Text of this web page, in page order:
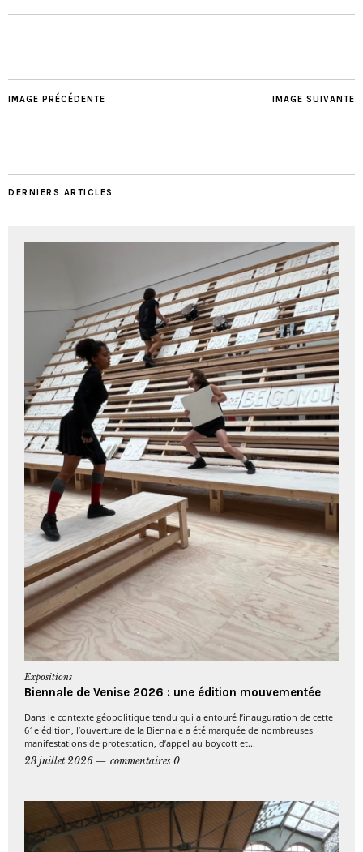
IMAGE SUIVANTE
IMAGE PRÉCÉDENTE
DERNIERS ARTICLES
Expositions
Biennale de Venise 2026 : une édition mouvementée
Dans le contexte géopolitique tendu qui a entouré l’inauguration de cette
61e édition, l’ouverture de la Biennale a été marquée de nombreuses
manifestations de protestation, d’appel au boycott et...
23 juillet 2026
commentaires 0